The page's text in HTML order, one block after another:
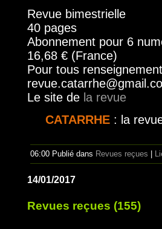
Revue bimestrielle
40 pages
Abonnement pour 6
16,68 € (France)
Pour tous
Le site de la revue
CATARRHE: la
06:00 Publié dans Revues reçues
14/01/2017
Revues reçues (155)